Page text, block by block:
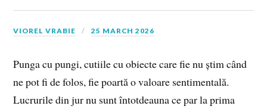
VIOREL VRABIE 25 MARCH 2026
Punga cu pungi, cutiile cu obiecte care fie nu știm când
ne pot fi de folos, fie poartă o valoare sentimentală.
Lucrurile din jur nu sunt întotdeauna ce par la prima